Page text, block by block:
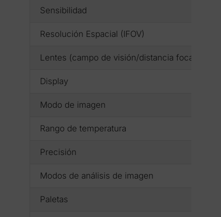
Sensibilidad
Resolución Espacial (IFOV)
Lentes (campo de visión/distancia focal)
Display
Modo de imagen
Rango de temperatura
Precisión
Modos de análisis de imagen
Paletas